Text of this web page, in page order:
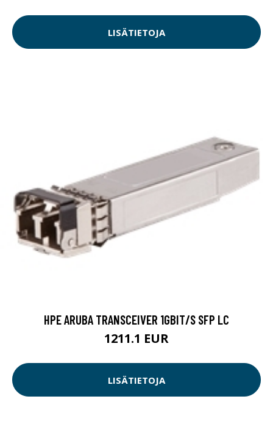
LISÄTIETOJA
HPE ARUBA TRANSCEIVER 1GBIT/S SFP LC
1211.1 EUR
LISÄTIETOJA